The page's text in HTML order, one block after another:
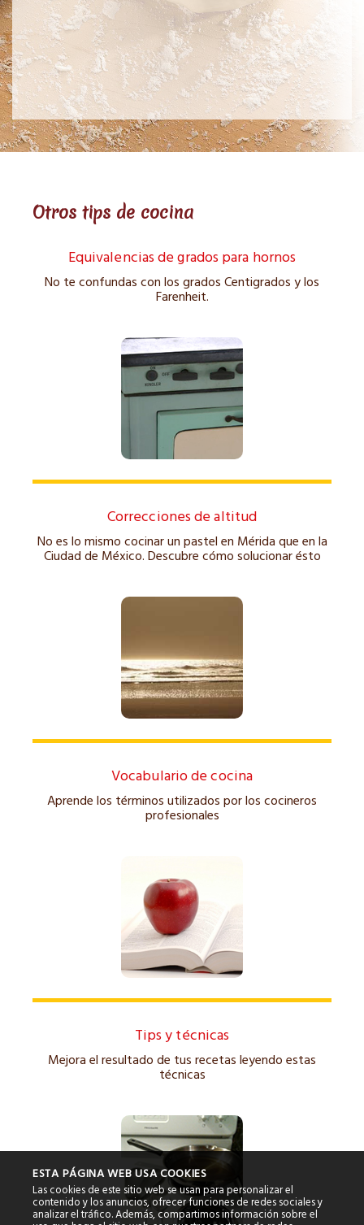
Otros tips de cocina
Equivalencias de grados para hornos
No te confundas con los grados Centigrados y los
Farenheit.
Correcciones de altitud
No es lo mismo cocinar un pastel en Mérida que en la
Ciudad de México. Descubre cómo solucionar ésto
Vocabulario de cocina
Aprende los términos utilizados por los cocineros
profesionales
Tips y técnicas
Mejora el resultado de tus recetas leyendo estas
técnicas
ESTA PÁGINA WEB USA COOKIES
Las cookies de este sitio web se usan para personalizar el
contenido y los anuncios, ofrecer funciones de redes sociales y
analizar el tráfico. Además, compartimos información sobre el